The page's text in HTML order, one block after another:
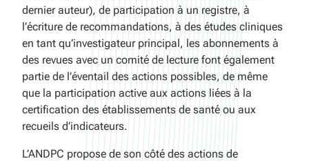
dernier auteur), de participation à un registre, à
l’écriture de recommandations, à des études cliniques
en tant qu’investigateur principal, les abonnements à
des revues avec un comité de lecture font également
partie de l’éventail des actions possibles, de même
que la participation active aux actions liées à la
certification des établissements de santé ou aux
recueils d’indicateurs.
L’ANDPC propose de son côté des actions de